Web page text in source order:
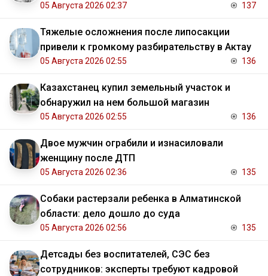
05 Августа 2026 02:37 137
Тяжелые осложнения после липосакции
привели к громкому разбирательству в Актау
05 Августа 2026 02:55 136
Казахстанец купил земельный участок и
обнаружил на нем большой магазин
05 Августа 2026 02:55 136
Двое мужчин ограбили и изнасиловали
женщину после ДТП
05 Августа 2026 02:36 135
Собаки растерзали ребенка в Алматинской
области: дело дошло до суда
05 Августа 2026 02:56 135
Детсады без воспитателей, СЭС без
сотрудников: эксперты требуют кадровой